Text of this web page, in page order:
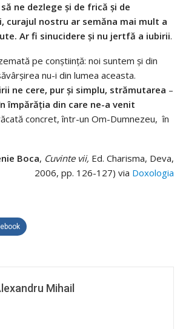
ne dezlege şi de frică şi de
curajul nostru ar semăna mai mult a
Ar fi sinucidere şi nu jertfă a iubirii.
pe conştiinţă: noi suntem şi din
nu-i din lumea aceasta.
ne cere, pur şi simplu, strămutarea –
împărăţia din care ne-a venit
concret, într-un Om-Dumnezeu, în
Boca, Cuvinte vii, Ed. Charisma, Deva,
2006, pp. 126-127) via Doxologia
Mihail